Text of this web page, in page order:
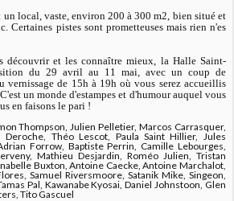
local, vaste, environ 200 à 300 m2, bien situé et
Certaines pistes sont prometteuses mais rien n'es
découvrir et les connaître mieux, la Halle Saint-
du 29 avril au 11 mai, avec un coup de
de 15h à 19h où vous serez accueillis
un monde d'estampes et d'humour auquel vous
en faisons le pari !
Thompson, Julien Pelletier, Marcos Carrasquer,
Deroche, Théo Lescot, Paula Saint Hillier, Jules
Forrow, Baptiste Perrin, Camille Lebourges,
Mathieu Desjardin, Roméo Julien, Tristan
Buxton, Antoine Caecke, Antoine Marchalot,
Samuel Riversmoore, Satanik Mike, Singeon,
Pal, Kawanabe Kyosai, Daniel Johnstoon, Glen
Tito Gascuel